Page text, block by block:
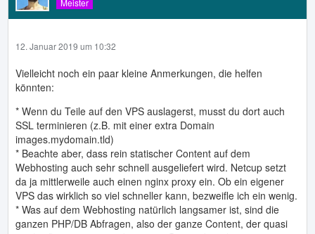
Meister
12. Januar 2019 um 10:32
Vielleicht noch ein paar kleine Anmerkungen, die helfen
könnten:
* Wenn du Teile auf den VPS auslagerst, musst du dort auch
SSL terminieren (z.B. mit einer extra Domain
images.mydomain.tld)
* Beachte aber, dass rein statischer Content auf dem
Webhosting auch sehr schnell ausgeliefert wird. Netcup setzt
da ja mittlerweile auch einen nginx proxy ein. Ob ein eigener
VPS das wirklich so viel schneller kann, bezweifle ich ein wenig.
* Was auf dem Webhosting natürlich langsamer ist, sind die
ganzen PHP/DB Abfragen, also der ganze Content, der quasi